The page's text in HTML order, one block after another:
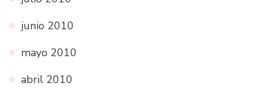
junio 2010
mayo 2010
abril 2010